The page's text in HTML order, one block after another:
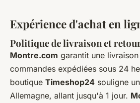
Expérience d'achat en
Politique de livraison et
Montre.com garantit une
commandes expédiées sous 24
boutique Timeshop24 souligne
Allemagne, allant jusqu'à 1 jour.